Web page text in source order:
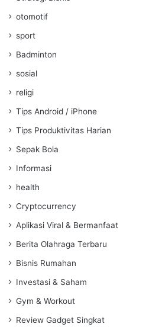
otomotif
sport
Badminton
sosial
religi
Tips Android / iPhone
Tips Produktivitas Harian
Sepak Bola
Informasi
health
Cryptocurrency
Aplikasi Viral & Bermanfaat
Berita Olahraga Terbaru
Bisnis Rumahan
Investasi & Saham
Gym & Workout
Review Gadget Singkat